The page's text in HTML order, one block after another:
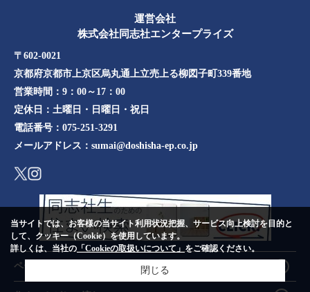
運営会社
株式会社同志社エンタープライズ
〒602-0021
京都府京都市上京区烏丸通上立売上る柳図子町339番地​​
営業時間： 9：00～17：00
定休日： 土曜日・日曜日・祝日
電話番号： 075-251-3291
メールアドレス： sumai@doshisha-ep.co.jp
ページTOPへ
当サイトでは、お客様の当サイト利用状況把握、サービス向上検討を目的と
して、クッキー（Cookie）を使用しています。
詳しくは、当社の 「Cookieの取扱いについて」 をご確認ください。
閉じる